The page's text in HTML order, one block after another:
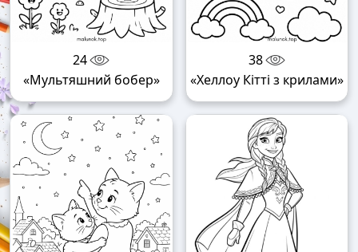
24
«Мультяшний бобер»
38
«Хеллоу Кітті з крилами»